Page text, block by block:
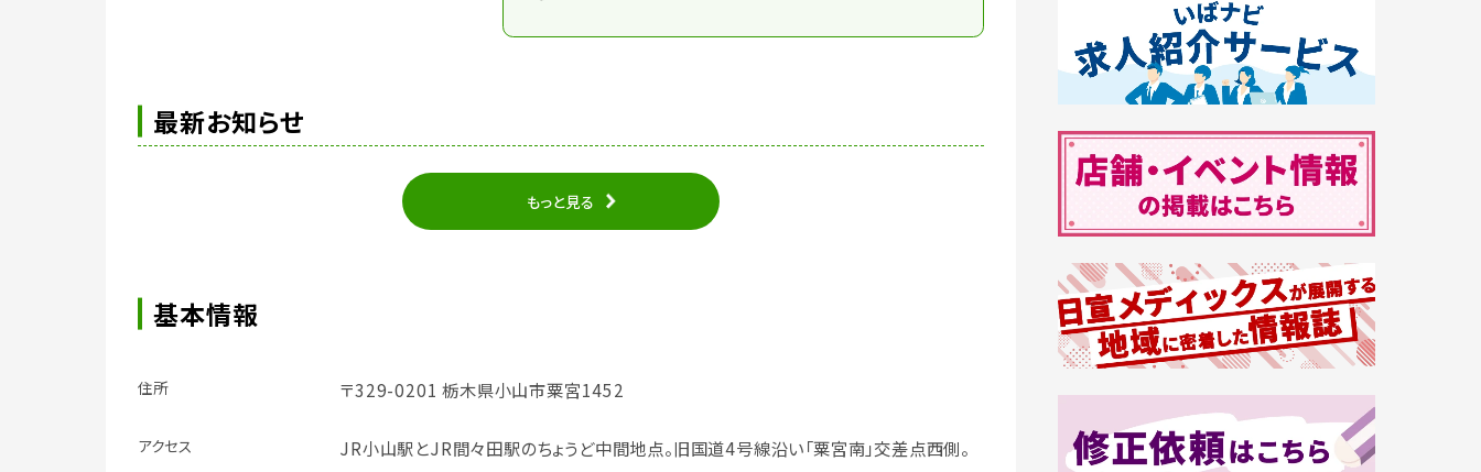
最新お知らせ
もっと見る
基本情報
住所 〒329-0201 栃木県小山市粟宮1452
アクセス JR小山駅とJR間々田駅のちょうど中間地点。旧国道4号線沿い「粟宮南」交差点西側。